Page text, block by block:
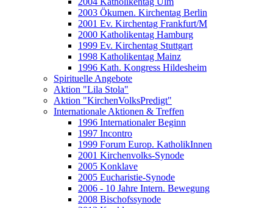
2003 Ökumen. Kirchentag Berlin
2001 Ev. Kirchentag Frankfurt/M
2000 Katholikentag Hamburg
1999 Ev. Kirchentag Stuttgart
1998 Katholikentag Mainz
1996 Kath. Kongress Hildesheim
Spirituelle Angebote
Aktion "Lila Stola"
Aktion "KirchenVolksPredigt"
Internationale Aktionen & Treffen
1996 Internationaler Beginn
1997 Incontro
1999 Forum Europ. KatholikInnen
2001 Kirchenvolks-Synode
2005 Konklave
2005 Eucharistie-Synode
2006 - 10 Jahre Intern. Bewegung
2008 Bischofssynode